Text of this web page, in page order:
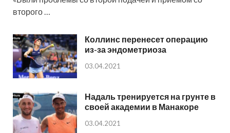
второго …
Коллинс перенесет операцию
из-за эндометриоза
03.04.2021
Надаль тренируется на грунте в
своей академии в Манакоре
03.04.2021